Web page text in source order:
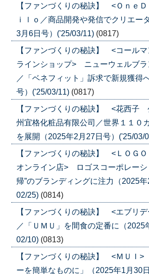
【ファンづくりの秘訣】 <Ｏｎｅ
ｉｌｏ／商品開発や発信でクリエー
3月6日号）('25/03/11) (0817)
【ファンづくりの秘訣】 <コール
ラインショップ> ニューウェルブラ
／「ベネフィット」訴求で新規獲得
号）('25/03/11) (0817)
【ファンづくりの秘訣】 <花西
州宜格化粧品有限公司／世界１１０
を展開（2025年2月27日号）('25/03/
【ファンづくりの秘訣】 <ＬＯＧ
オンライン店> ロゴスコーポレーシ
帰”のブランディングに注力（2025
02/25) (0814)
【ファンづくりの秘訣】 <エブリ
／「ＵＭＵ」を間食の定番に（2025
02/10) (0813)
【ファンづくりの秘訣】 <ＭＵＩ
ーを簡単なものに」（2025年1月30